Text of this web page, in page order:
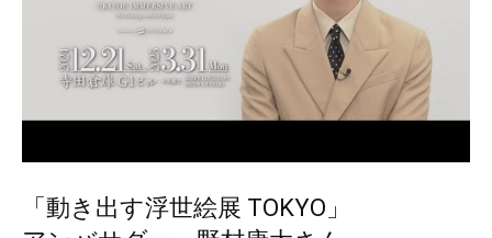
「動き出す浮世絵展 TOKYO」